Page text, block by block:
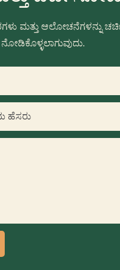
ಮತ್ತು ಆಲೋಚನೆಗಳನ್ನು
ಹೆಸರು